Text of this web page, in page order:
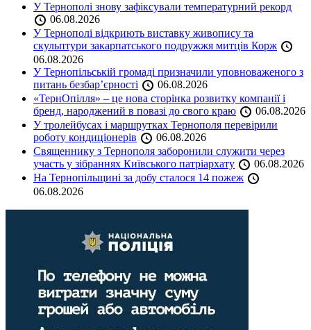
У Тернополі знову зафіксували температурний рекорд
06.08.2026
У Тернополі відкриють виставку живопису та
скульптури закарпатського подружжя митців Корж
06.08.2026
У Тернопільській громаді призначили уповноваженого з
питань безбар’єрності
06.08.2026
«ТернОпілля» – це нова сторінка розвитку компанії і
бренд, народжений в повазі до свого краю
06.08.2026
У тролейбусах і маршрутках Тернополя перевірили
роботу кондиціонерів
06.08.2026
Священнику з Тернополя заборонили служити через
участь у зібраннях Київського патріархату
06.08.2026
На Тернопільщині за добу сталося 14 пожеж
06.08.2026